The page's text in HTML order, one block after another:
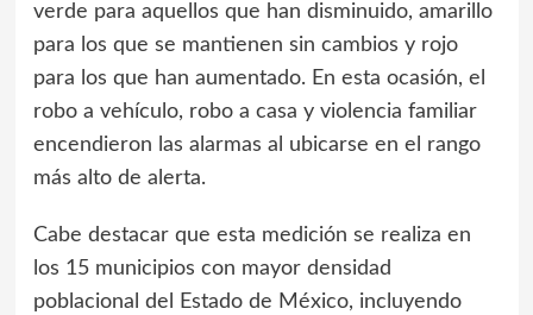
verde para aquellos que han disminuido, amarillo
para los que se mantienen sin cambios y rojo
para los que han aumentado. En esta ocasión, el
robo a vehículo, robo a casa y violencia familiar
encendieron las alarmas al ubicarse en el rango
más alto de alerta.
Cabe destacar que esta medición se realiza en
los 15 municipios con mayor densidad
poblacional del Estado de México, incluyendo